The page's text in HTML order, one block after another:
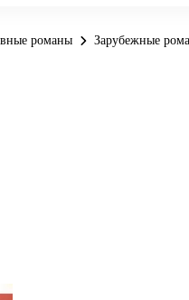
романы Зарубежные